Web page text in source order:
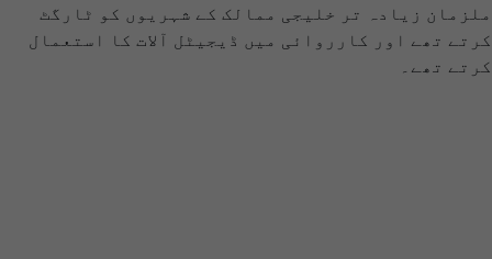
ملزمان زیادہ تر خلیجی ممالک کے شہریوں کو ٹارگٹ
کرتے تھے اور کارروائی میں ڈیجیٹل آلات کا استعمال
کرتے تھے۔